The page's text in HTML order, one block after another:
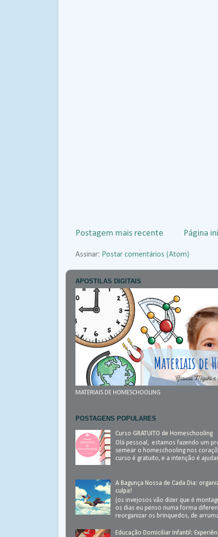
Postagem mais recente Página
Assinar: Postar comentários (Atom)
APOSTILAS DIGITAIS
MATERIAIS DE HOMESCHOOLING
POSTAGENS POPULARES
Curso GRATUITO de Homeschooling
Olá pessoal, estamos fazendo um
semear o homeschooling nos
curso é gratuito, e a intenção é
A Bagunça Nossa de Cada Dia:
culpa!
(os invejosos vão dizer que é
os dias eu penso numa forma
reorganizar os brinquedos, de
Educação Domiciliar Infantil: